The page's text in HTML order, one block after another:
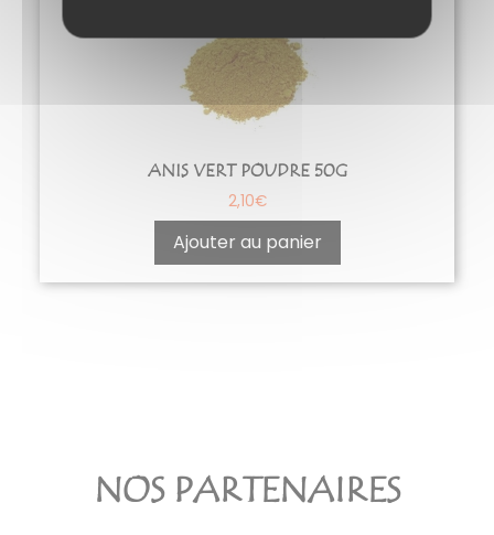
ANIS VERT POUDRE 50G
2,10€
Ajouter au panier
NOS PARTENAIRES